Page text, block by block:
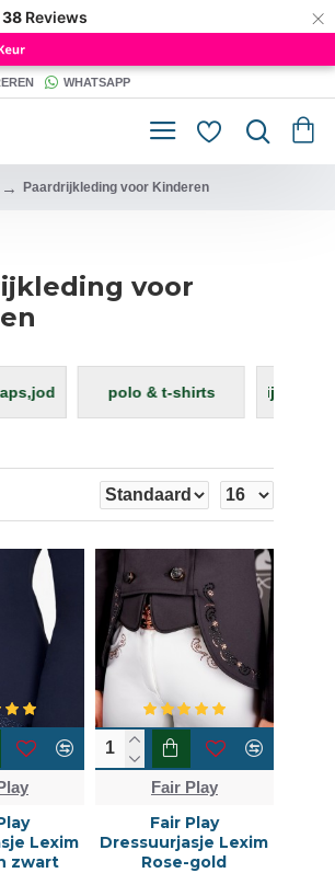
38 Reviews ×
WHATSAPP
Paardrijkleding voor Kinderen
voor
kinderen vesten & truien
Lexim
zwart
Fair Play
Fair Play
Dressuurjasje Lexim
Rose-gold